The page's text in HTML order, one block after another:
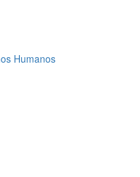
Humanos